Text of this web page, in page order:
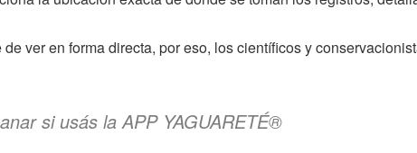
ver en forma directa, por eso, los científicos y
si usás la APP YAGUARETÉ®